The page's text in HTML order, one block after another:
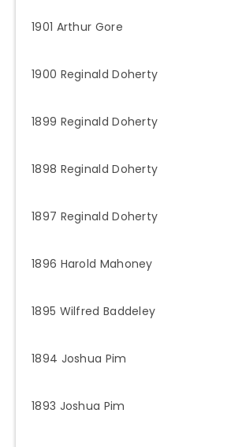
1901 Arthur Gore
1900 Reginald Doherty
1899 Reginald Doherty
1898 Reginald Doherty
1897 Reginald Doherty
1896 Harold Mahoney
1895 Wilfred Baddeley
1894 Joshua Pim
1893 Joshua Pim